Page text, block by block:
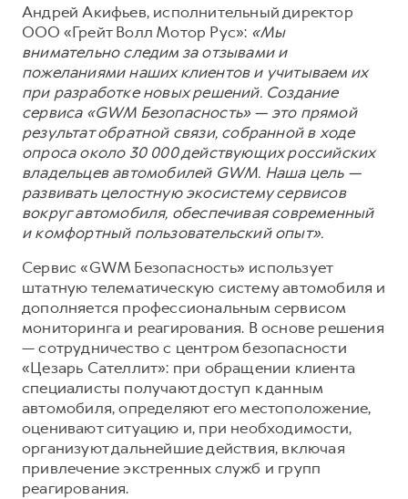
Андрей Акифьев, исполнительный директор
ООО «Грейт Волл Мотор Рус»: «Мы
внимательно следим за отзывами и
пожеланиями наших клиентов и учитываем их
при разработке новых решений. Создание
сервиса «GWM Безопасность» — это прямой
результат обратной связи, собранной в ходе
опроса около 30 000 действующих российских
владельцев автомобилей GWM. Наша цель —
развивать целостную экосистему сервисов
вокруг автомобиля, обеспечивая современный
и комфортный пользовательский опыт».
Сервис «GWM Безопасность» использует
штатную телематическую систему автомобиля и
дополняется профессиональным сервисом
мониторинга и реагирования. В основе решения
— сотрудничество с центром безопасности
«Цезарь Сателлит»: при обращении клиента
специалисты получают доступ к данным
автомобиля, определяют его местоположение,
оценивают ситуацию и, при необходимости,
организуют дальнейшие действия, включая
привлечение экстренных служб и групп
реагирования.